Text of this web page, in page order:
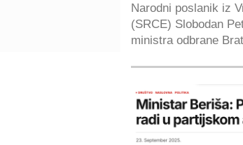
Narodni poslanik iz
(SRCE) Slobodan
ministra odbrane